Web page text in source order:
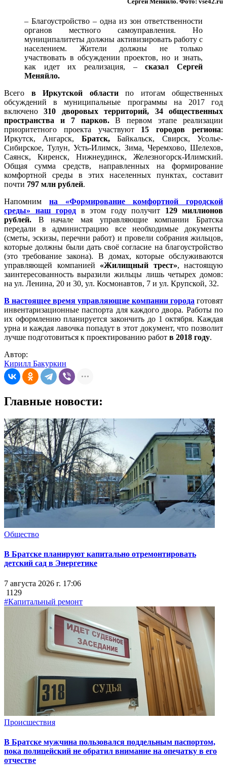
– Благоустройство – одна из зон ответственности
органов местного самоуправления. Но
муниципалитеты должны активизировать работу с
населением. Жители должны не только
участвовать в обсуждении проектов, но и знать,
как идет их реализация, –сказал Сергей
Меняйло.
Всего в Иркутской области по итогам общественных
обсуждений в муниципальные программы на 2017 год
включено310 дворовых территорий,
34 общественных
пространства и 7 парков.В первом этапе реализации
приоритетного проекта участвуют 15 городов региона:
Иркутск, Ангарск, Братск,Байкальск, Свирск, Усолье-
Сибирское, Тулун, Усть-Илимск, Зима, Черемхово, Шелехов,
Саянск, Киренск, Нижнеудинск, Железногорск-Илимский.
Общая сумма средств, направленных на формирование
комфортной среды в этих населенных пунктах, составит
почти 797 млн рублей.
Напомним на «Формирование комфортной городской
среды» наш город в этом году получит 129 миллионов
рублей. В начале мая управляющие компании Братска
передали в администрацию все необходимые документы
(сметы, эскизы, перечни работ) и провели собрания жильцов,
которые должны были дать своё согласие на благоустройство
(это требование закона). В домах, которые обслуживаются
управляющей компанией «Жилищный трест», настоящую
заинтересованность выразили жильцы лишь четырех домов:
на ул. Ленина, 20 и 30, ул. Космонавтов, 7 и ул. Крупской, 32.
В настоящее время управляющие компании города готовят
инвентаризационные паспорта для каждого двора. Работы по
их оформлению планируется закончить до 1 октября. Каждая
урна и каждая лавочка попадут в этот документ, что позволит
лучше подготовиться к проектированию работ в 2018 году.
Автор:
Кирилл Бакуркин
Главные новости:
Общество
В Братске планируют капитально отремонтировать
детский сад в Энергетике
7 августа 2026 г. 17:06
1129
#Капитальный ремонт
Происшествия
В Братске мужчина пользовался поддельным паспортом,
пока полицейский не обратил внимание на опечатку в его
отчестве